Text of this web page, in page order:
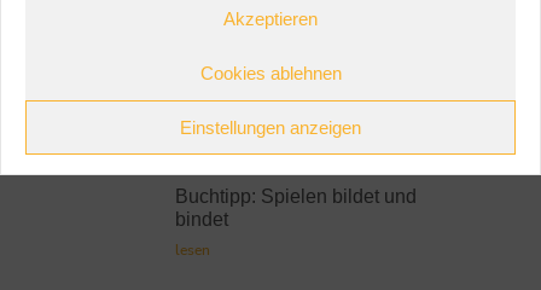
Akzeptieren
Cookies ablehnen
Einstellungen anzeigen
lesen
Buchtipp: Spielen bildet und
bindet
lesen